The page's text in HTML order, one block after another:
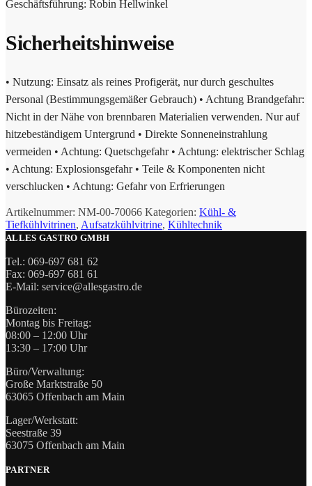
Geschäftsführung: Robin Hellwinkel
Sicherheitshinweise
• Nutzung: Einsatz als reines Profigerät, nur durch geschultes
Personal (Bestimmungsgemäßer Gebrauch) • Achtung Brandgefahr:
Nicht in der Nähe von brennbaren Materialien verwenden. Nur auf
hitzebeständigem Untergrund • Direkte Sonneneinstrahlung
vermeiden • Achtung: Quetschgefahr • Achtung: elektrischer Schlag
• Achtung: Explosionsgefahr • Teile & Komponenten nicht
verschlucken • Achtung: Gefahr von Erfrierungen
Artikelnummer: NM-00-70066 Kategorien: Kühl- &
Tiefkühlvitrinen, Aufsatzkühlvitrine, Kühltechnik
ALLES GASTRO GMBH
Tel.: 069-697 681 62
Fax: 069-697 681 61
E-Mail: service@allesgastro.de
Bürozeiten:
Montag bis Freitag:
08:00 – 12:00 Uhr
13:30 – 17:00 Uhr
Büro/Verwaltung:
Große Marktstraße 50
63065 Offenbach am Main
Lager/Werkstatt:
Seestraße 39
63075 Offenbach am Main
PARTNER